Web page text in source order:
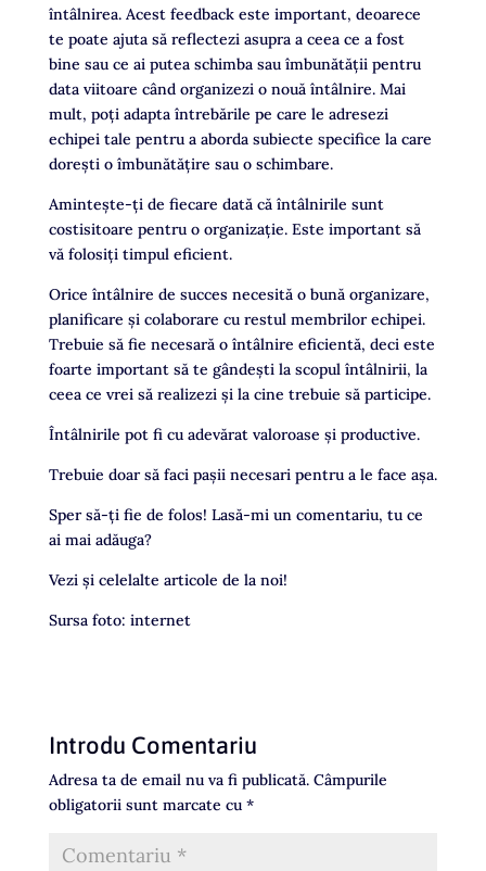
întâlnirea. Acest feedback este important, deoarece
te poate ajuta să reflectezi asupra a ceea ce a fost
bine sau ce ai putea schimba sau îmbunătății pentru
data viitoare când organizezi o nouă întâlnire. Mai
mult, poți adapta întrebările pe care le adresezi
echipei tale pentru a aborda subiecte specifice la care
dorești o îmbunătățire sau o schimbare.
Amintește-ți de fiecare dată că întâlnirile sunt
costisitoare pentru o organizație. Este important să
vă folosiți timpul eficient.
Orice întâlnire de succes necesită o bună organizare,
planificare și colaborare cu restul membrilor echipei.
Trebuie să fie necesară o întâlnire eficientă, deci este
foarte important să te gândești la scopul întâlnirii, la
ceea ce vrei să realizezi și la cine trebuie să participe.
Întâlnirile pot fi cu adevărat valoroase și productive.
Trebuie doar să faci pașii necesari pentru a le face așa.
Sper să-ţi fie de folos! Lasă-mi un comentariu, tu ce
ai mai adăuga?
Vezi şi celelalte articole de la noi!
Sursa foto: internet
Introdu Comentariu
Adresa ta de email nu va fi publicată. Câmpurile
obligatorii sunt marcate cu *